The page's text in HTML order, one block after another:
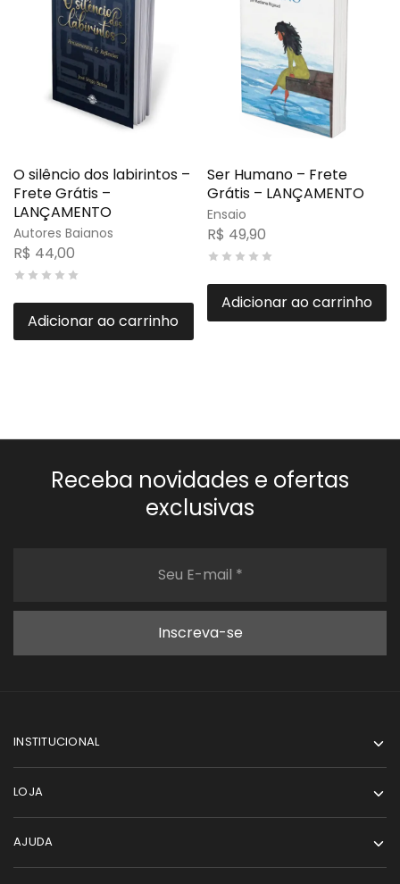
Autores Baianos
O silêncio dos labirintos –
Frete Grátis –
LANÇAMENTO
R$ 44,00
Adicionar ao carrinho
Ensaio
Ser Humano – Frete
Grátis – LANÇAMENTO
R$ 49,90
Adicionar ao carrinho
Receba novidades e ofertas
exclusivas
INSTITUCIONAL
LOJA
AJUDA